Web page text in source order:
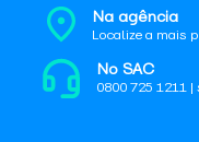
Na agência
Localize a mais
No SAC
0800 725 1211